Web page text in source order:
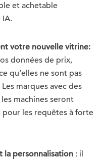
et achetable
IA.
votre nouvelle vitrine:
données de prix,
qu’elles ne sont pas
marques avec des
machines seront
pour les requêtes à forte
la personnalisation : il